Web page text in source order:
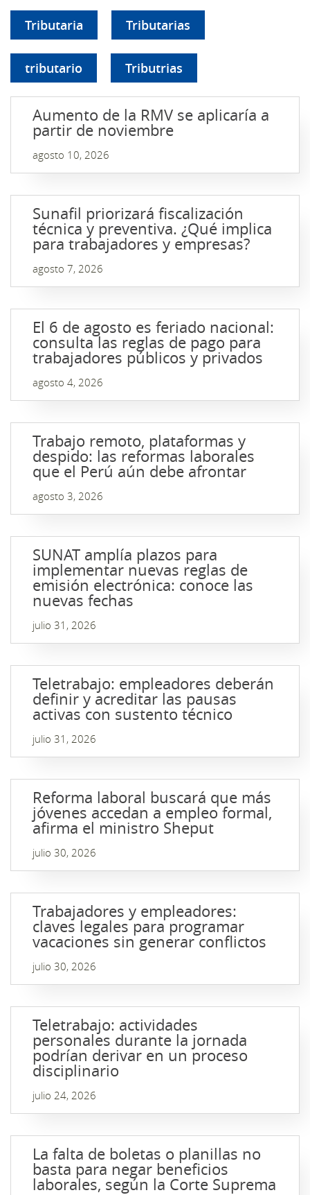
Tributaria Tributarias
tributario Tributrias
Aumento de la RMV se aplicaría a
partir de noviembre
agosto 10, 2026
Sunafil priorizará fiscalización
técnica y preventiva. ¿Qué implica
para trabajadores y empresas?
agosto 7, 2026
El 6 de agosto es feriado nacional:
consulta las reglas de pago para
trabajadores públicos y privados
agosto 4, 2026
Trabajo remoto, plataformas y
despido: las reformas laborales
que el Perú aún debe afrontar
agosto 3, 2026
SUNAT amplía plazos para
implementar nuevas reglas de
emisión electrónica: conoce las
nuevas fechas
julio 31, 2026
Teletrabajo: empleadores deberán
definir y acreditar las pausas
activas con sustento técnico
julio 31, 2026
Reforma laboral buscará que más
jóvenes accedan a empleo formal,
afirma el ministro Sheput
julio 30, 2026
Trabajadores y empleadores:
claves legales para programar
vacaciones sin generar conflictos
julio 30, 2026
Teletrabajo: actividades
personales durante la jornada
podrían derivar en un proceso
disciplinario
julio 24, 2026
La falta de boletas o planillas no
basta para negar beneficios
laborales, según la Corte Suprema